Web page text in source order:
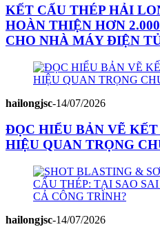
KẾT CẤU THÉP HẢI
HOÀN THIỆN HƠN
CHO NHÀ MÁY ĐIỆN
hailongjsc-14/07/2026
ĐỌC HIỂU BẢN VẼ
HIỆU QUAN TRỌNG
hailongjsc-14/07/2026